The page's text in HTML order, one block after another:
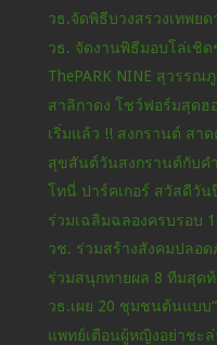
วธ.จัดพิธีบวงสรวงเทพย
วธ. จัดงานพิธีมอบโล่เชิ
ThePARK NINE สุวรรณภู
สาลิกาดง โชว์ฟอร์มสุด
เริ่มแล้ว !! สงกรานต์ สา
สุขสันต์วันสงกรานต์กับคำ
โทนี่ ปาร์คเกอร์ สวัสดีวัน
ร่วมเฉลิมฉลองครบรอบ
วช. ร่วมสร้างสังคมปลอด
ร่วมสนุกทายผล 8 ทีมสุดท้
วธ.เผย 20 ชุมชนต้นแบบ
แพทย์เตือนผู้หญิงอย่าชะล่